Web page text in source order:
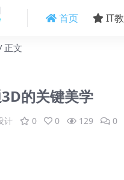
首页 IT
正文
的关键美学
计 0 0 129 0